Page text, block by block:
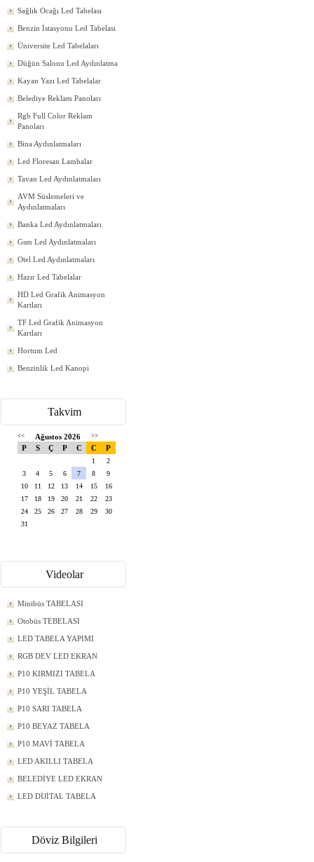
Sağlık Ocağı Led Tabelası
Benzin İstasyonu Led Tabelası
Üniversite Led Tabelaları
Düğün Salonu Led Aydınlatma
Kayan Yazı Led Tabelalar
Belediye Reklam Panoları
Rgb Full Color Reklam
Panoları
Bina Aydınlatmaları
Led Floresan Lambalar
Tavan Led Aydınlatmaları
AVM Süslemeleri ve
Aydınlatmaları
Banka Led Aydınlatmaları
Gsm Led Aydınlatmaları
Otel Led Aydınlatmaları
Hazır Led Tabelalar
HD Led Grafik Animasyon
Kartları
TF Led Grafik Animasyon
Kartları
Hortum Led
Benzinlik Led Kanopi
Takvim
<< Ağustos 2026 >>
P S Ç P C C P
1
2
3
4 5 6 7 8
9
10
11 12 13 14 15
16
17
18 19 20 21 22
23
24
25 26 27 28 29
30
31
Videolar
Minibüs TABELASI
Otobüs TEBELASI
LED TABELA YAPIMI
RGB DEV LED EKRAN
P10 KIRMIZI TABELA
P10 YEŞİL TABELA
P10 SARI TABELA
P10 BEYAZ TABELA
P10 MAVİ TABELA
LED AKILLI TABELA
BELEDİYE LED EKRAN
LED DİJİTAL TABELA
Döviz Bilgileri